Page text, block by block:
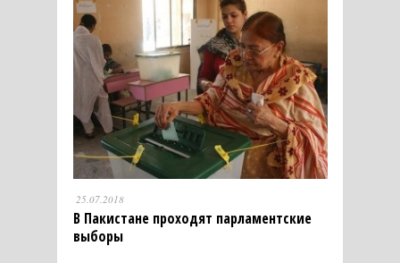
25.07.2018
В Пакистане проходят парламентские
выборы